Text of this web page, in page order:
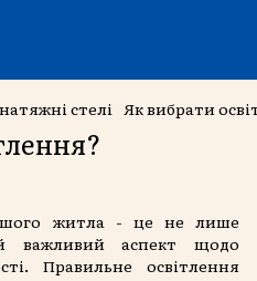
стелі Як вибрати
житла - це не лише
важливий аспект щодо
Правильне освітлення